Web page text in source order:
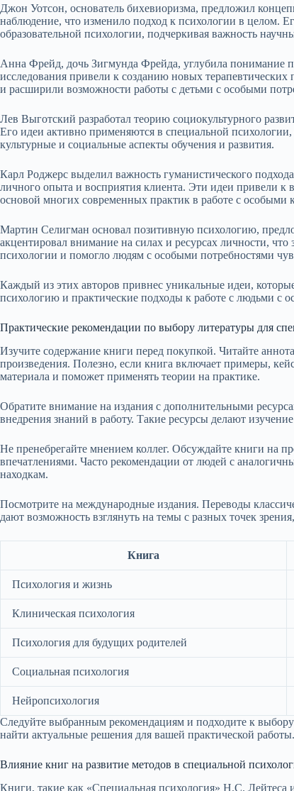
Джон Уотсон, основатель бихевиоризма, предложил
наблюдение, что изменило подход к психологии в целом.
образовательной психологии, подчеркивая важность
Анна Фрейд, дочь Зигмунда Фрейда, углубила понимание
исследования привели к созданию новых
и расширили возможности работы с детьми с особыми
Лев Выготский разработал теорию социокультурного
Его идеи активно применяются в специальной
культурные и социальные аспекты обучения и развития.
Карл Роджерс выделил важность гуманистического
личного опыта и восприятия клиента. Эти идеи привели к
основой многих современных практик в работе с особыми
Мартин Селигман основал позитивную психологию,
акцентировал внимание на силах и ресурсах личности,
психологии и помогло людям с особыми потребностями
Каждый из этих авторов привнес уникальные идеи,
психологию и практические подходы к работе с людьми с
Практические рекомендации по выбору литературы для
Изучите содержание книги перед покупкой. Читайте
произведения. Полезно, если книга включает примеры,
материала и поможет применять теории на практике.
Обратите внимание на издания с дополнительными
внедрения знаний в работу. Такие ресурсы делают
Не пренебрегайте мнением коллег. Обсуждайте книги на
впечатлениями. Часто рекомендации от людей с
находкам.
Посмотрите на международные издания. Переводы
дают возможность взглянуть на темы с разных точек
Книга
Психология и жизнь
Клиническая психология
Психология для будущих родителей
Социальная психология
Нейропсихология
Следуйте выбранным рекомендациям и подходите к
найти актуальные решения для вашей практической работы.
Влияние книг на развитие методов в специальной
Книги, такие как «Специальная психология» Н.С.